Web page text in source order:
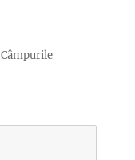
Câmpurile